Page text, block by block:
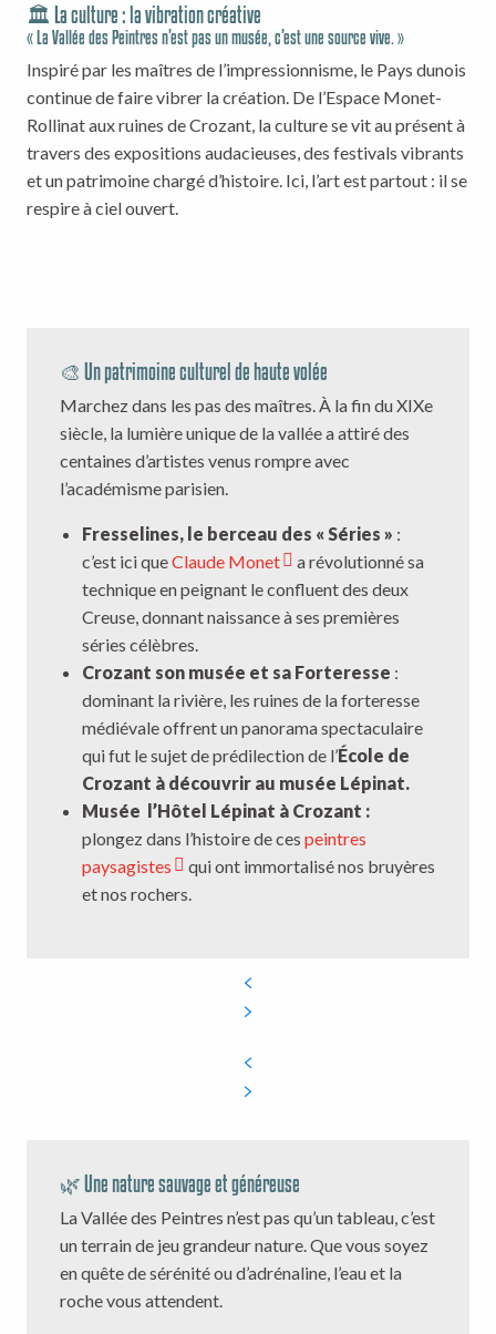
🏛️ La culture : la vibration créative
« La Vallée des Peintres n’est pas un musée, c’est une source vive. »
Inspiré par les maîtres de l’impressionnisme, le Pays dunois
continue de faire vibrer la création. De l’Espace Monet-
Rollinat aux ruines de Crozant, la culture se vit au présent à
travers des expositions audacieuses, des festivals vibrants
et un patrimoine chargé d’histoire. Ici, l’art est partout : il se
respire à ciel ouvert.
🎨 Un patrimoine culturel de haute volée
Marchez dans les pas des maîtres. À la fin du XIXe
siècle, la lumière unique de la vallée a attiré des
centaines d’artistes venus rompre avec
l’académisme parisien.
Fresselines, le berceau des « Séries » :
c’est ici queClaude Monet
a révolutionné sa
technique en peignant le confluent des deux
Creuse, donnant naissance à ses premières
séries célèbres.
Crozant son musée et sa Forteresse :
dominant la rivière, les ruines de la forteresse
médiévale offrent un panorama spectaculaire
qui fut le sujet de prédilection de l’École de
Crozant à découvrir au musée Lépinat.
Musée l’Hôtel Lépinat à Crozant :
plongez dans l’histoire de ces peintres
paysagistes
qui ont immortalisé nos bruyères
et nos rochers.
🌿 Une nature sauvage et généreuse
La Vallée des Peintres n’est pas qu’un tableau, c’est
un terrain de jeu grandeur nature. Que vous soyez
en quête de sérénité ou d’adrénaline, l’eau et la
roche vous attendent.